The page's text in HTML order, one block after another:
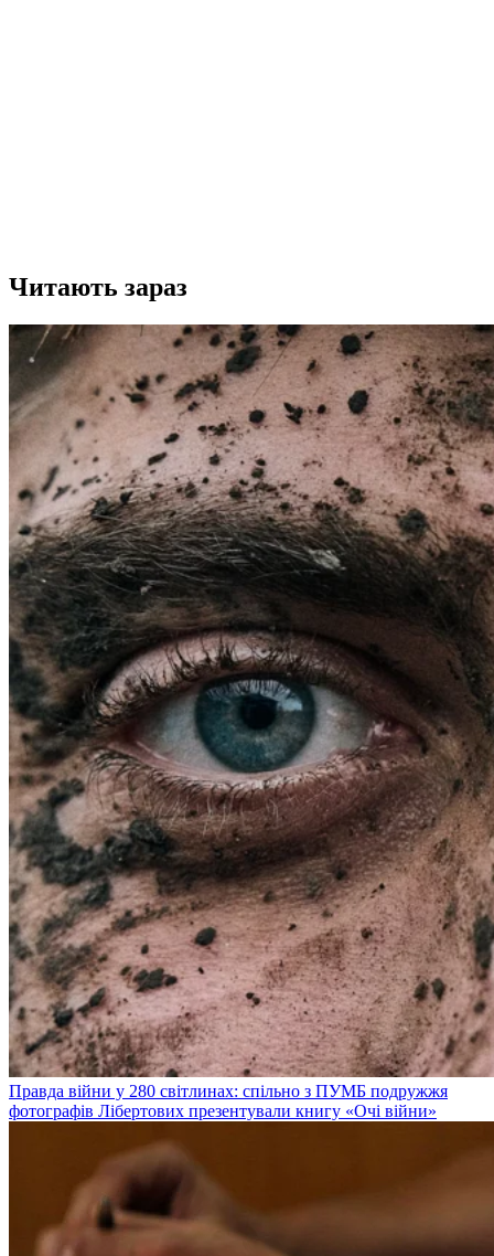
Читають зараз
Правда війни у 280 світлинах: спільно з ПУМБ подружжя
фотографів Лібертових презентували книгу «Очі війни»